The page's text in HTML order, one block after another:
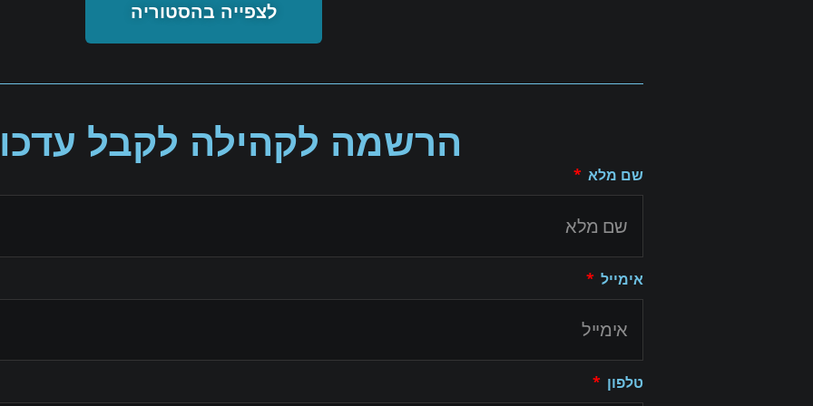
לצפייה בהסטוריה
הרשמה לקהילה לקבל
שם מלא
אימייל
טלפון